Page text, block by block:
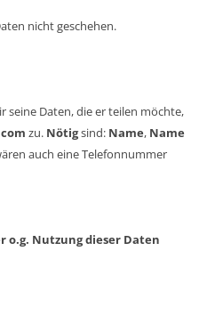
nicht geschehen.
seine Daten, die er teilen möchte,
zu. Nötigsind: Name, Name
auch eine Telefonnummer
Nutzung dieser Daten